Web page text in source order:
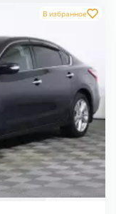
В избранное